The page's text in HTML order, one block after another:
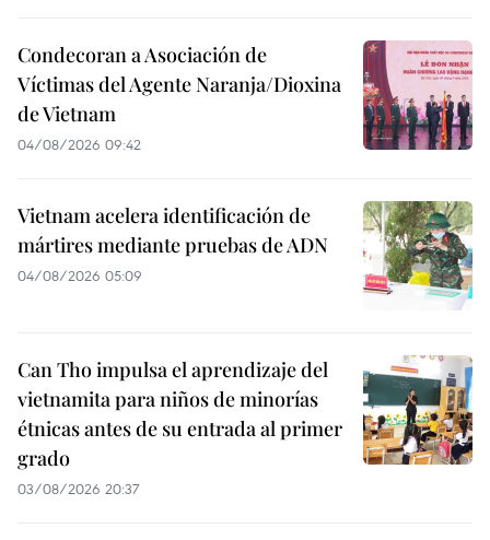
Condecoran a Asociación de
Víctimas del Agente Naranja/Dioxina
de Vietnam
04/08/2026 09:42
Vietnam acelera identificación de
mártires mediante pruebas de ADN
04/08/2026 05:09
Can Tho impulsa el aprendizaje del
vietnamita para niños de minorías
étnicas antes de su entrada al primer
grado
03/08/2026 20:37